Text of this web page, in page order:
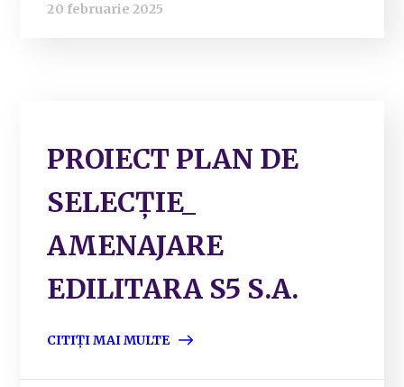
20 februarie 2025
PROIECT PLAN DE
SELECȚIE_
AMENAJARE
EDILITARA S5 S.A.
CITIȚI MAI MULTE